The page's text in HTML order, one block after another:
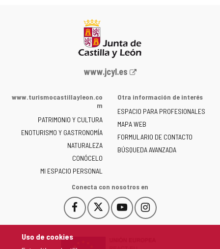
Uso de cookies
Portal
la
de
Castilla
y
León
-
www.jcyl.es
www.turismocastillayleon.co
m
PATRIMONIO Y CULTURA
ENOTURISMO Y GASTRONOMÍA
NATURALEZA
CONÓCELO
MI ESPACIO PERSONAL
Otra información de interés
ESPACIO PARA PROFESIONALES
MAPA WEB
FORMULARIO DE CONTACTO
BÚSQUEDA AVANZADA
Conecta con nosotros en
Facebook
Este
enlace
Este
enlace
YouTube
Este
enlace
Instagram
Este
enlace